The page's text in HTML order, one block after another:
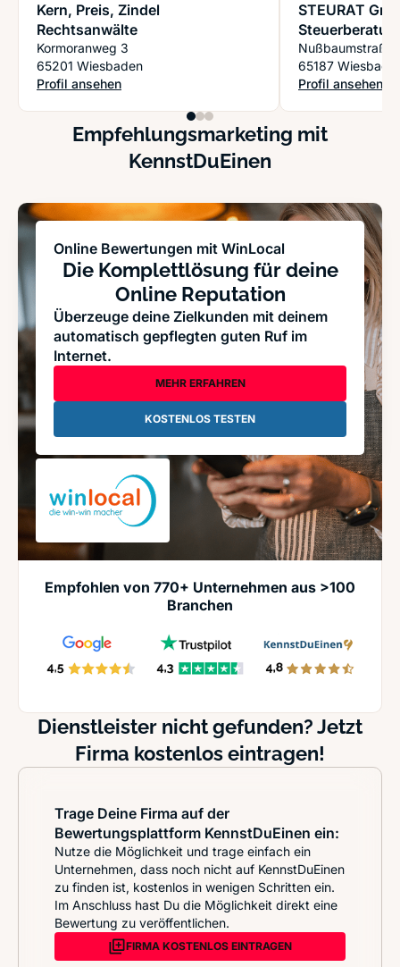
Kern, Preis, Zindel
Rechtsanwälte
Kormoranweg 3
65201 Wiesbaden
Profil ansehen
: Kern, Preis, Zindel Rechtsanwälte
STEURAT
Nußbaumstraße
65187
Profil ansehen
: STEURAT
Empfehlungsmarketing mit
KennstDuEinen
Online Bewertungen mit WinLocal
Die Komplettlösung für deine
Online Reputation
Überzeuge deine Zielkunden mit deinem
automatisch gepflegten guten Ruf im
Internet.
MEHR ERFAHREN
KOSTENLOS TESTEN
Empfohlen von 770+ Unternehmen aus >100
Branchen
Dienstleister nicht gefunden? Jetzt
Firma kostenlos eintragen!
Trage Deine Firma auf der
Bewertungsplattform KennstDuEinen ein:
Nutze die Möglichkeit und trage einfach ein
Unternehmen, dass noch nicht auf KennstDuEinen
zu finden ist, kostenlos in wenigen Schritten ein.
Im Anschluss hast Du die Möglichkeit direkt eine
Bewertung zu veröffentlichen.
FIRMA KOSTENLOS EINTRAGEN